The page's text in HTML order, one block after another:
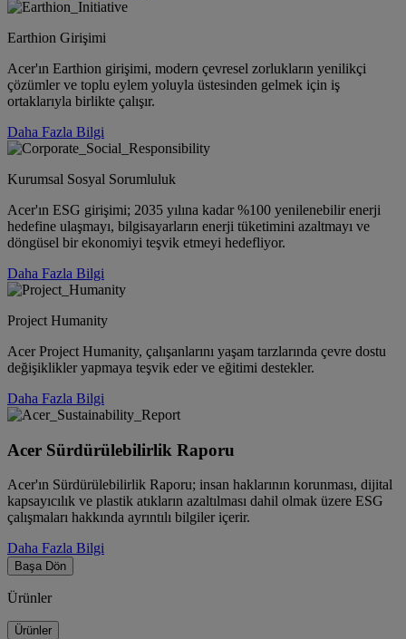
Earthion Girişimi
Acer'ın Earthion girişimi, modern çevresel zorlukların yenilikçi
çözümler ve toplu eylem yoluyla üstesinden gelmek için iş
ortaklarıyla birlikte çalışır.
Daha Fazla Bilgi
Kurumsal Sosyal Sorumluluk
Acer'ın ESG girişimi; 2035 yılına kadar %100 yenilenebilir enerji
hedefine ulaşmayı, bilgisayarların enerji tüketimini azaltmayı ve
döngüsel bir ekonomiyi teşvik etmeyi hedefliyor.
Daha Fazla Bilgi
Project Humanity
Acer Project Humanity, çalışanlarını yaşam tarzlarında çevre dostu
değişiklikler yapmaya teşvik eder ve eğitimi destekler.
Daha Fazla Bilgi
Acer Sürdürülebilirlik Raporu
Acer'ın Sürdürülebilirlik Raporu; insan haklarının korunması, dijital
kapsayıcılık ve plastik atıkların azaltılması dahil olmak üzere ESG
çalışmaları hakkında ayrıntılı bilgiler içerir.
Daha Fazla Bilgi
Başa Dön
Ürünler
Ürünler